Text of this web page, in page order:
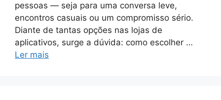
pessoas — seja para uma conversa leve,
encontros casuais ou um compromisso sério.
Diante de tantas opções nas lojas de
aplicativos, surge a dúvida: como escolher …
Ler mais